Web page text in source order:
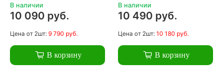
В наличии
10 090 руб.
Цена от 2шт: 9 790 руб.
В корзину
В наличии
10 490 руб.
Цена от 2шт: 10 180 руб.
В корзину